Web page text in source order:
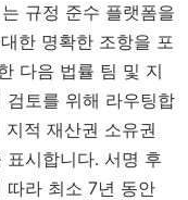
규정 준수 플랫폼을
한 명확한 조항을 포
다음 법률 팀 및 지
검토를 위해 라우팅합
적 재산권 소유권
시합니다. 서명 후
따라 최소 7년 동안